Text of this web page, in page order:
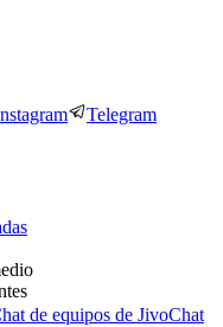
Telegram
de equipos de JivoChat